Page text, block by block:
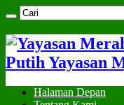
Putih Yayasan
Halaman Depan